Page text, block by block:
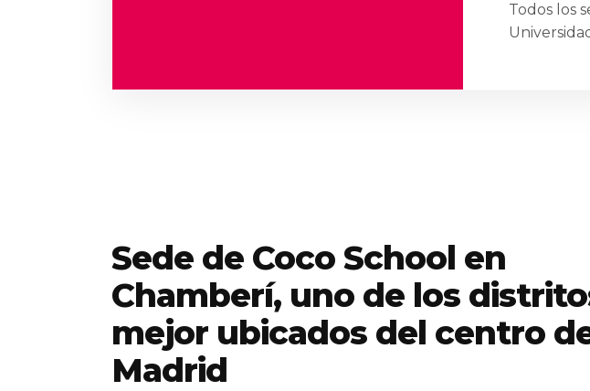
Todos los
Sede de Coco School en
Chamberí, uno de los
mejor ubicados del centro
Madrid